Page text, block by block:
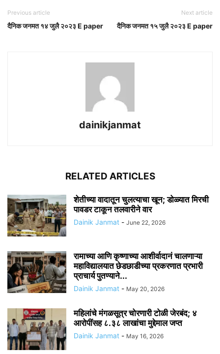
Previous article
दैनिक जनमत १४ जुलै २०२३ E paper
Next article
दैनिक जनमत १५ जुलै २०२३ E paper
dainikjanmat
RELATED ARTICLES
शेतीच्या वादातून चुलत्याचा खून; डोळ्यात मिरची
पावडर टाकून तलवारीने वार
Dainik Janmat - June 22, 2026
रामाच्या आणि कृष्णाच्या आशीर्वादानं चालणाऱ्या
महाविद्यालयात छेडछाडीच्या प्रकरणात प्रभारी
प्राचार्य पुतण्याने...
Dainik Janmat - May 20, 2026
महिलांचे मंगळसूत्र चोरणारी टोळी जेरबंद; ४
आरोपींसह ८.३८ लाखांचा मुद्देमाल जप्त
Dainik Janmat - May 16, 2026